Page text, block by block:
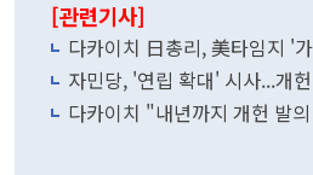
[관련기사]
다카이치 日총리, 美타임지 '
자민당, '연립 확대' 시사...개
다카이치 "내년까지 개헌 발